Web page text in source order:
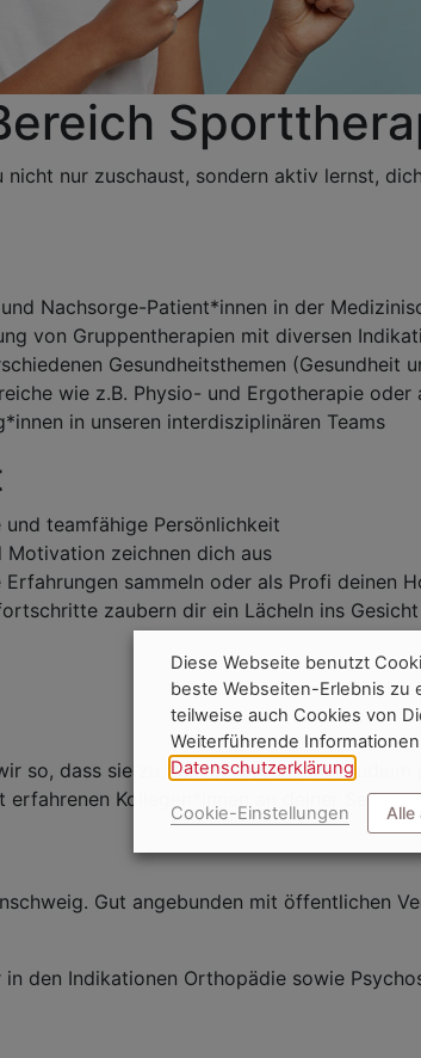
nur zuschaust, sondern aktiv lernst,
Nachsorge-Patient*innen in der
von Gruppentherapien mit diversen
Gesundheitsthemen (Gesundheit
wie z.B. Physio- und Ergotherapie oder
in unseren interdisziplinären Teams
teamfähige Persönlichkeit
Motivation zeichnen dich aus
sammeln oder als Profi deinen
zaubern dir ein Lächeln ins Gesicht
so, dass sie zu deinem Leben und Studium
Kollegen*innen an deiner Seite
Gut angebunden mit öffentlichen
in den Indikationen Orthopädie sowie
Diese Webseite benutzt
beste Webseiten-Erlebnis zu
teilweise auch Cookies von
Weiterführende
Datenschutzerklärung
Cookie-Einstellungen Alle